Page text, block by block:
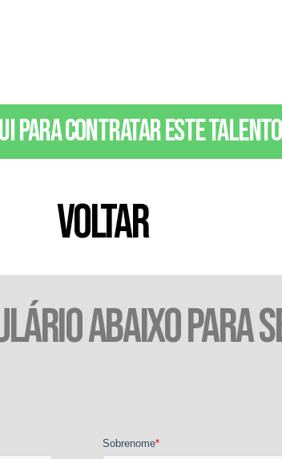
para contratar este talento
VOLTAR
ABAIXO PARA